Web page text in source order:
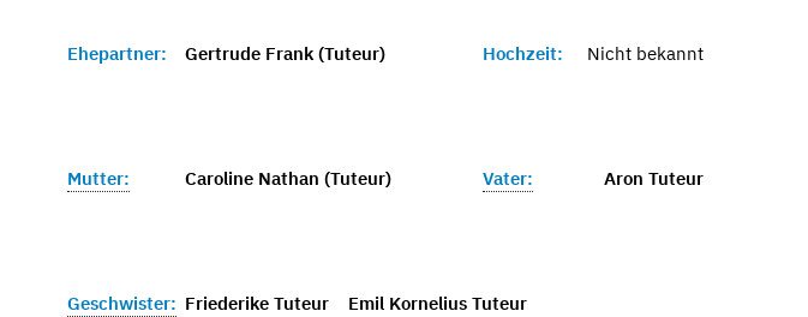
Ehepartner: Gertrude Frank (Tuteur) Hochzeit: Nicht bekannt
Mutter: Caroline Nathan (Tuteur) Vater: Aron Tuteur
Geschwister: Friederike Tuteur Emil Kornelius Tuteur